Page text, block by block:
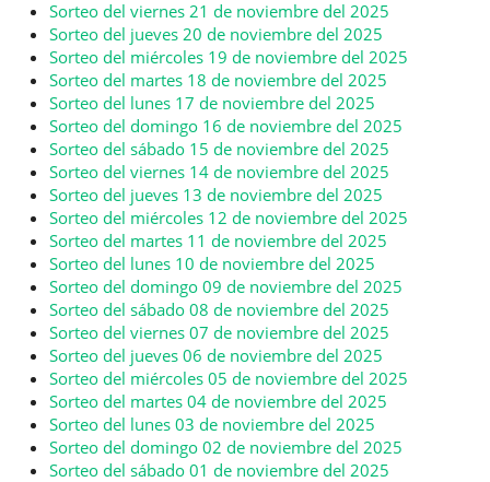
Sorteo del viernes 21 de noviembre del 2025
Sorteo del jueves 20 de noviembre del 2025
Sorteo del miércoles 19 de noviembre del 2025
Sorteo del martes 18 de noviembre del 2025
Sorteo del lunes 17 de noviembre del 2025
Sorteo del domingo 16 de noviembre del 2025
Sorteo del sábado 15 de noviembre del 2025
Sorteo del viernes 14 de noviembre del 2025
Sorteo del jueves 13 de noviembre del 2025
Sorteo del miércoles 12 de noviembre del 2025
Sorteo del martes 11 de noviembre del 2025
Sorteo del lunes 10 de noviembre del 2025
Sorteo del domingo 09 de noviembre del 2025
Sorteo del sábado 08 de noviembre del 2025
Sorteo del viernes 07 de noviembre del 2025
Sorteo del jueves 06 de noviembre del 2025
Sorteo del miércoles 05 de noviembre del 2025
Sorteo del martes 04 de noviembre del 2025
Sorteo del lunes 03 de noviembre del 2025
Sorteo del domingo 02 de noviembre del 2025
Sorteo del sábado 01 de noviembre del 2025